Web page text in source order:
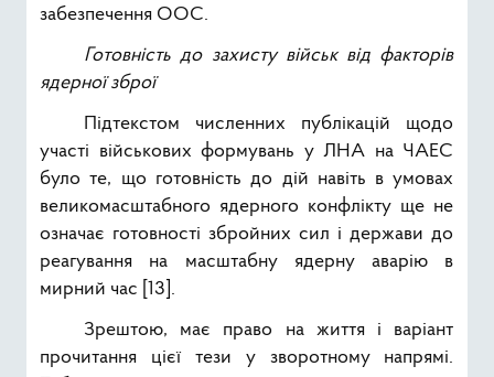
забезпечення ООС.
Готовність до захисту військ від факторів
ядерної зброї
Підтекстом численних публікацій щодо
участі військових формувань у ЛНА на ЧАЕС
було те, що готовність до дій навіть в умовах
великомасштабного ядерного конфлікту ще не
означає готовності збройних сил і держави до
реагування на масштабну ядерну аварію в
мирний час [13].
Зрештою, має право на життя і варіант
прочитання цієї тези у зворотному напрямі.